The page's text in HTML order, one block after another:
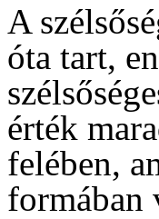
A
óta tart,
érték
felében,
formában